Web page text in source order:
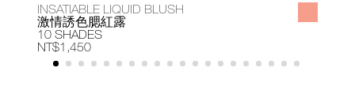
INSATIABLE LIQUID BLUSH
激情誘色腮紅露
10 SHADES
NT$1,450